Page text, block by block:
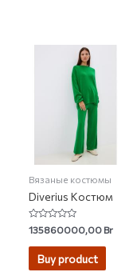
Вязаные костюмы
Diverius Костюм
Rated
0
out
135860000,00Br
Buy product